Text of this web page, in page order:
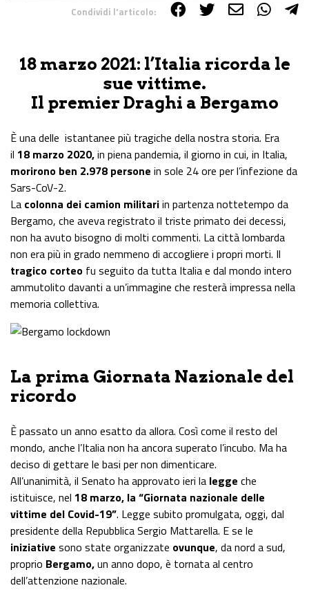
Condividi l'articolo:
18 marzo 2021: l’Italia ricorda le
sue vittime.
Il premier Draghi a Bergamo
È una delle istantanee più tragiche della nostra storia. Era
il 18 marzo 2020,in piena pandemia, il giorno in cui, in Italia,
morirono ben 2.978 persone in sole 24 ore per l’infezione da
Sars-CoV-2.
La colonna dei camion militariin partenza nottetempo da
Bergamo, che aveva registrato il triste primato dei decessi,
non ha avuto bisogno di molti commenti. La città lombarda
non era più in grado nemmeno di accogliere i propri morti. Il
tragico corteo fu seguito da tutta Italia e dal mondo intero
ammutolito davanti a un’immagine che resterà impressa nella
memoria collettiva.
La prima Giornata Nazionale del
ricordo
È passato un anno esatto da allora. Così come il resto del
mondo, anche l’Italia non ha ancora superato l’incubo. Ma ha
deciso di gettare le basi per non dimenticare.
All’unanimità, il Senato ha approvato ieri la legge che
istituisce, nel 18 marzo, la “Giornata nazionale delle
vittime del Covid-19”. Legge subito promulgata, oggi, dal
presidente della Repubblica Sergio Mattarella. E se le
iniziative sono state organizzate ovunque, da nord a sud,
proprio Bergamo,un anno dopo, è tornata al centro
dell’attenzione nazionale.